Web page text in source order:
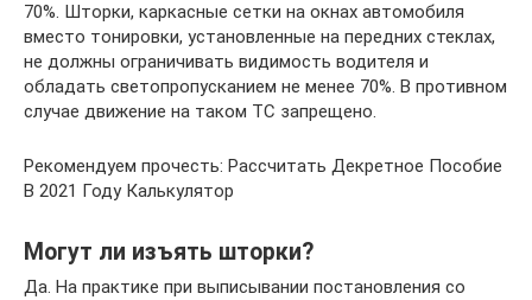
70%. Шторки, каркасные сетки на окнах автомобиля
вместо тонировки, установленные на передних стеклах,
не должны ограничивать видимость водителя и
обладать светопропусканием не менее 70%. В противном
случае движение на таком ТС запрещено.
Рекомендуем прочесть: Рассчитать Декретное Пособие
В 2021 Году Калькулятор
Могут ли изъять шторки?
Да. На практике при выписывании постановления со